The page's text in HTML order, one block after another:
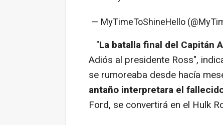
— MyTimeToShineHello
"La batalla final del Capitán
Adiós al presidente Ross",
se rumoreaba desde hacía
antaño interpretara el
Ford, se convertirá en el Hulk